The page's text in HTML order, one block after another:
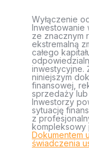
Wyłączenie
Inwestowanie
ze znacznym
ekstremalną
całego
inwestycyjne.
niniejszym
finansowej,
sprzedaży
Inwestorzy
sytuację
z
kompleksowy
Dokumentem
świadczenia